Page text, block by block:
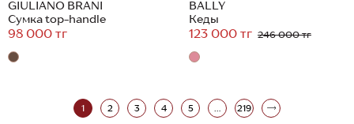
GIULIANO BRANI
Сумка top-handle
98 000 тг
BALLY
Кеды
123 000 тг 246 000 тг
1 2 3 4 5 ... 219